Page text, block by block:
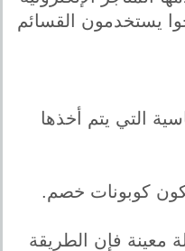
بالذكر أن حوالي 90% مِن المشترين أصبحوا يستخدمون القسائم
التي يتم أخذها
معينة فإن الطريقة